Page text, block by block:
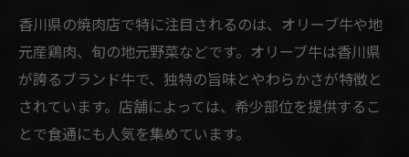
香川県の焼肉店で特に注目されるのは、オリーブ牛や地
元産鶏肉、旬の地元野菜などです。オリーブ牛は香川県
が誇るブランド牛で、独特の旨味とやわらかさが特徴と
されています。店舗によっては、希少部位を提供するこ
とで食通にも人気を集めています。